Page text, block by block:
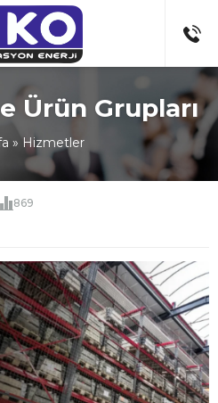
Ürün Grupları
» Hizmetler
869